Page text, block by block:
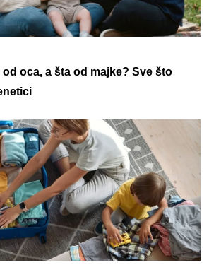
oca, a šta od majke? Sve što